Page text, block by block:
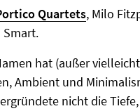
Quartets, Milo
hat (außer vielleicht
Ambient und
nicht die